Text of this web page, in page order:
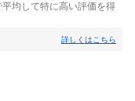
均して特に高い評価を得
詳しくはこちら